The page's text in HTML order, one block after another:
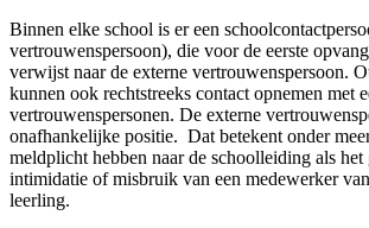
Binnen elke school is er een
vertrouwenspersoon), die voor de eerste
verwijst naar de externe vertrouwenspersoon.
kunnen ook rechtstreeks contact opnemen met
vertrouwenspersonen. De externe
onafhankelijke positie. Dat betekent onder
meldplicht hebben naar de schoolleiding als het
intimidatie of misbruik van een medewerker
leerling.